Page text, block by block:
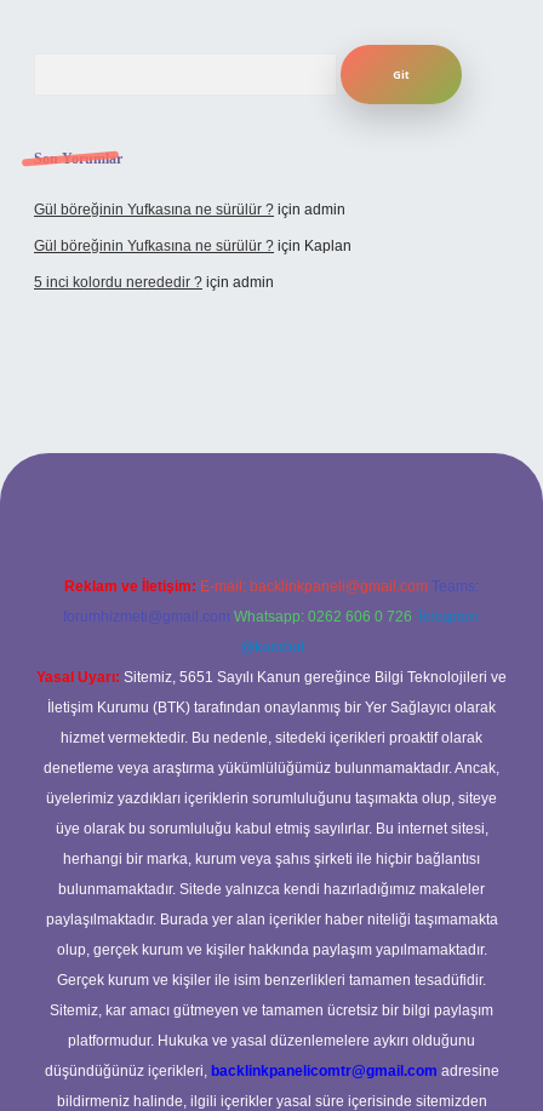
Son Yorumlar
Gül böreğinin Yufkasına ne sürülür ? için admin
Gül böreğinin Yufkasına ne sürülür ? için Kaplan
5 inci kolordu nerededir ? için admin
Reklam ve İletişim: E-mail: backlinkpaneli@gmail.com Teams:
forumhizmeti@gmail.com Whatsapp: 0262 606 0 726 Telegram:
@karabul
Yasal Uyarı: Sitemiz, 5651 Sayılı Kanun gereğince Bilgi Teknolojileri ve
İletişim Kurumu (BTK) tarafından onaylanmış bir Yer Sağlayıcı olarak
hizmet vermektedir. Bu nedenle, sitedeki içerikleri proaktif olarak
denetleme veya araştırma yükümlülüğümüz bulunmamaktadır. Ancak,
üyelerimiz yazdıkları içeriklerin sorumluluğunu taşımakta olup, siteye
üye olarak bu sorumluluğu kabul etmiş sayılırlar. Bu internet sitesi,
herhangi bir marka, kurum veya şahıs şirketi ile hiçbir bağlantısı
bulunmamaktadır. Sitede yalnızca kendi hazırladığımız makaleler
paylaşılmaktadır. Burada yer alan içerikler haber niteliği taşımamakta
olup, gerçek kurum ve kişiler hakkında paylaşım yapılmamaktadır.
Gerçek kurum ve kişiler ile isim benzerlikleri tamamen tesadüfidir.
Sitemiz, kar amacı gütmeyen ve tamamen ücretsiz bir bilgi paylaşım
platformudur. Hukuka ve yasal düzenlemelere aykırı olduğunu
düşündüğünüz içerikleri, backlinkpanelicomtr@gmail.com adresine
bildirmeniz halinde, ilgili içerikler yasal süre içerisinde sitemizden